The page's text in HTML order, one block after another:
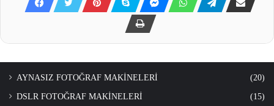
AYNASIZ FOTOĞRAF MAKİNELERİ (20)
DSLR FOTOĞRAF MAKİNELERİ (15)